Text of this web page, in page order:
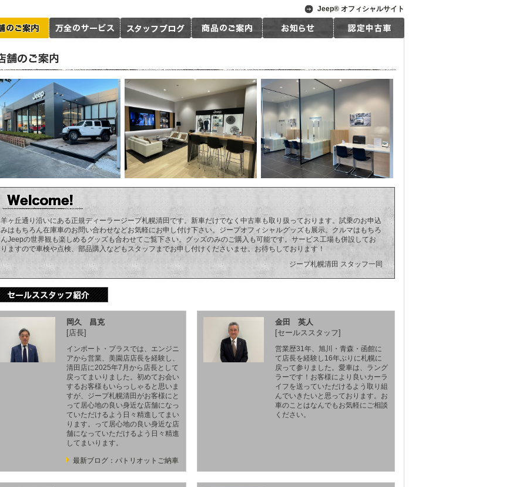
Jeep® オフィシャルサイト
羊ヶ丘通り沿いにある正規ディーラージープ札幌清田です。新車だけでなく中古車も取り扱っております。試乗のお申込
みはもちろん在庫車のお問い合わせなどお気軽にお申し付け下さい。ジープオフィシャルグッズも展示。クルマはもちろ
んJeepの世界観も楽しめるグッズも合わせてご覧下さい。グッズのみのご購入も可能です。サービス工場も併設してお
りますので車検や点検、部品購入などもスタッフまでお申し付けくださいませ。お待ちしております！
ジープ札幌清田 スタッフ一同
岡久 昌克
[店長]
インポート・プラスでは、エンジニ
アから営業、美園店店長を経験し、
清田店に2025年7月から店長として
戻ってまいりました。初めてお会い
するお客様もいらっしゃると思いま
すが、ジープ札幌清田がお客様にと
って居心地の良い身近な店舗になっ
ていただけるよう日々精進してまい
ります。って居心地の良い身近な店
舗になっていただけるよう日々精進
してまいります。
最新ブログ：パトリオットご納車
金田 英人
[セールススタッフ]
営業歴31年、旭川・青森・函館に
て店長を経験し16年ぶりに札幌に
戻って参りました。愛車は、ラング
ラーです！お客様により良いカーラ
イフを送っていただけるよう取り組
んでいきたいと思っております。お
車のことはなんでもお気軽にご相談
ください。